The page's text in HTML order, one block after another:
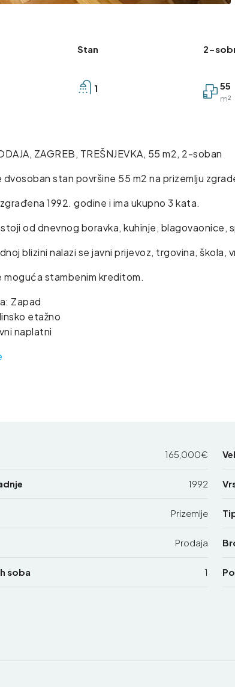
Stan 2-
1 55
m²
ZAGREB, TREŠNJEVKA, 55 m2, 2-soban
dvosoban stan površine 55 m2 na prizemlju
1992. godine i ima ukupno 3 kata.
od dnevnog boravka, kuhinje,
blizini nalazi se javni prijevoz, trgovina, škola,
moguća stambenim kreditom.
Zapad
etažno
naplatni
165,000€
1992
Prizemlje
Prodaja
soba 1